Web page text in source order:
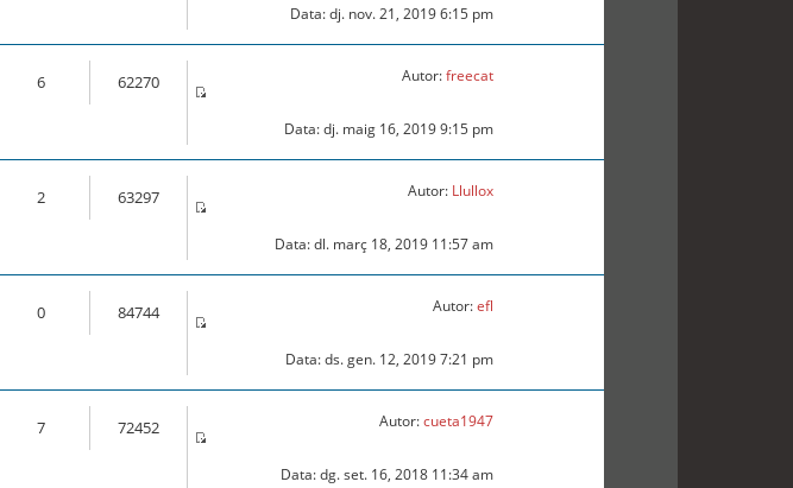
Data: dj. nov. 21, 2019 6:15 pm
6 62270 Autor:freecat
Data: dj. maig 16, 2019 9:15 pm
2 63297 Autor: Llullox
Data: dl. març 18, 2019 11:57 am
0 84744 Autor:efl
Data: ds. gen. 12, 2019 7:21 pm
7 72452 Autor:cueta1947
Data: dg. set. 16, 2018 11:34 am